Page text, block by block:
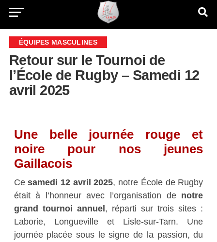
ÉQUIPES MASCULINES
Retour sur le Tournoi de
l’École de Rugby – Samedi 12
avril 2025
Une belle journée rouge et
noire pour nos jeunes
Gaillacois
Cesamedi 12 avril 2025, notre École de Rugby
était à l’honneur avec l’organisation de notre
grand tournoi annuel, réparti sur trois sites :
Laborie, Longueville et Lisle-sur-Tarn. Une
journée placée sous le signe de la passion, du